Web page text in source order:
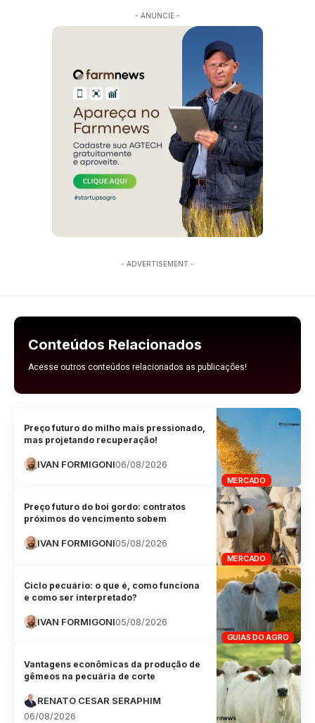
- ANUNCIE -
- ADVERTISEMENT -
Conteúdos Relacionados
Acesse outros conteúdos relacionados as publicações!
MERCADO
Preço futuro do milho mais pressionado,
mas projetando recuperação!
IVAN FORMIGONI06/08/2026
MERCADO
Preço futuro do boi gordo: contratos
próximos do vencimento sobem
IVAN FORMIGONI05/08/2026
GUIAS DO AGRO
Ciclo pecuário: o que é, como funciona
e como ser interpretado?
IVAN FORMIGONI05/08/2026
Vantagens econômicas da produção de
gêmeos na pecuária de corte
RENATO CESAR SERAPHIM
06/08/2026